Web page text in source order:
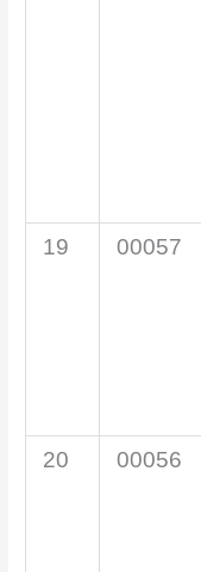
19 00057
20 00056